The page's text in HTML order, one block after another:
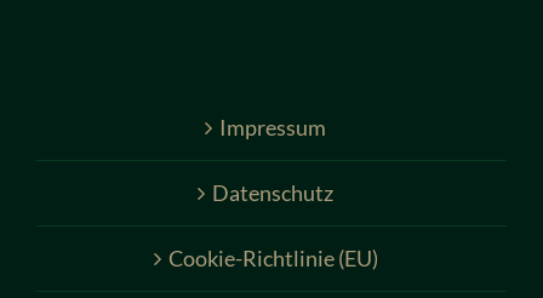
Impressum
Datenschutz
Cookie-Richtlinie (EU)